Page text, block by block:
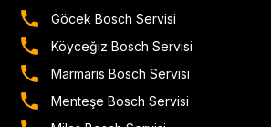
Göcek Bosch Servisi
Köyceğiz Bosch Servisi
Marmaris Bosch Servisi
Menteşe Bosch Servisi